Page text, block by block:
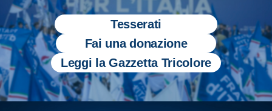
Tesserati
Fai una donazione
Leggi la Gazzetta Tricolore